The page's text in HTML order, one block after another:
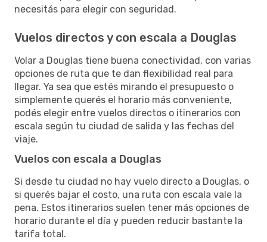
necesitás para elegir con seguridad.
Vuelos directos y con escala a Douglas
Volar a Douglas tiene buena conectividad, con varias
opciones de ruta que te dan flexibilidad real para
llegar. Ya sea que estés mirando el presupuesto o
simplemente querés el horario más conveniente,
podés elegir entre vuelos directos o itinerarios con
escala según tu ciudad de salida y las fechas del
viaje.
Vuelos con escala a Douglas
Si desde tu ciudad no hay vuelo directo a Douglas, o
si querés bajar el costo, una ruta con escala vale la
pena. Estos itinerarios suelen tener más opciones de
horario durante el día y pueden reducir bastante la
tarifa total.